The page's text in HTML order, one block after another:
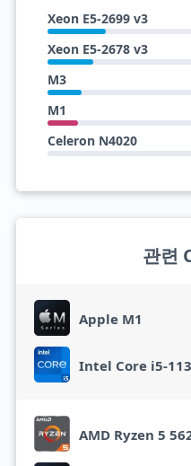
Xeon E5-2699 v3
Xeon E5-2678 v3
M3
M1
Celeron N4020
관련
Apple M1
Intel Core i5-
AMD Ryzen 5